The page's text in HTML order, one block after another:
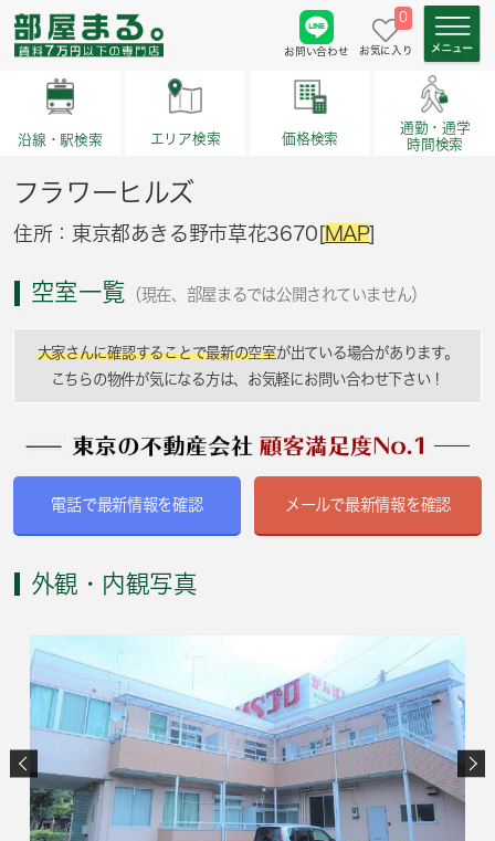
お問い合わせ
0
お気に入り
沿線・駅検索 エリア検索 価格検索
通勤・通学
時間検索
フラワーヒルズ
住所：東京都あきる野市草花3670[MAP]
空室一覧 （現在、部屋まるでは公開されていません）
大家さんに確認することで最新の空室が出ている場合があります。
こちらの物件が気になる方は、お気軽にお問い合わせ下さい！
電話で最新情報を確認 メールで最新情報を確認
外観・内観写真